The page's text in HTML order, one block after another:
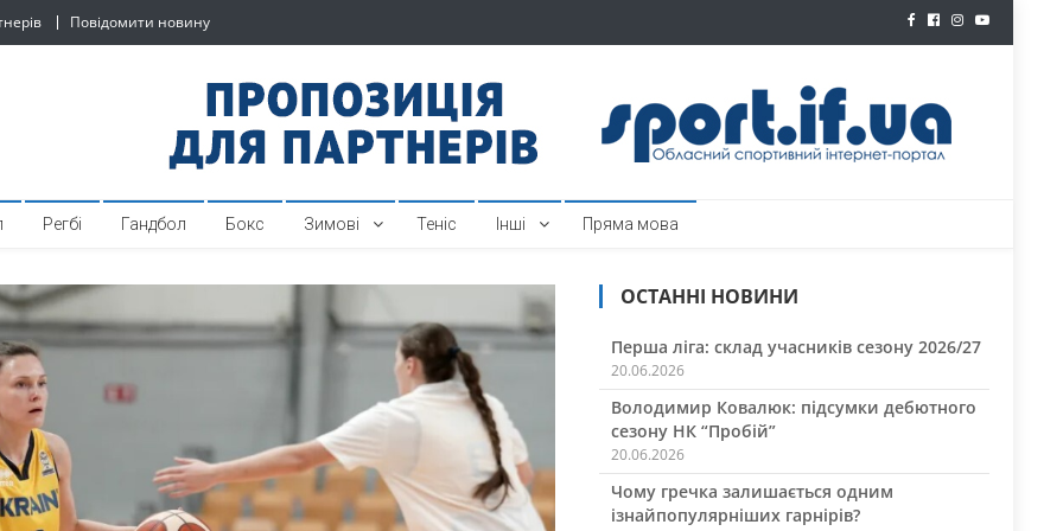
Повідомити новину
спортивний інтернет-портал
Регбі Гандбол Бокс Зимові Теніс Інші Пряма мова
ОСТАННІ НОВИНИ
Перша ліга: склад учасників сезону 2026/27
20.06.2026
Володимир Ковалюк: підсумки дебютного
сезону НК “Пробій”
20.06.2026
Чому гречка залишається одним
ізнайпопулярніших гарнірів?